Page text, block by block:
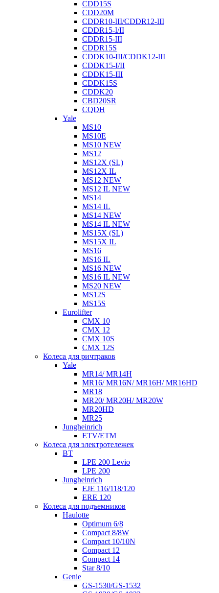
CDD15S
CDD20M
CDDR10-III/CDDR12-III
CDDR15-I/II
CDDR15-III
CDDR15S
CDDK10-III/CDDK12-III
CDDK15-I/II
CDDK15-III
CDDK15S
CDDK20
CBD20SR
CQDH
Yale
MS10
MS10E
MS10 NEW
MS12
MS12X (SL)
MS12X IL
MS12 NEW
MS12 IL NEW
MS14
MS14 IL
MS14 NEW
MS14 IL NEW
MS15X (SL)
MS15X IL
MS16
MS16 IL
MS16 NEW
MS16 IL NEW
MS20 NEW
MS12S
MS15S
Eurolifter
CMX 10
CMX 12
CMX 10S
CMX 12S
Колеса для ричтраков
Yale
MR14/ MR14H
MR16/ MR16N/ MR16H/ MR16HD
MR18
MR20/ MR20H/ MR20W
MR20HD
MR25
Jungheinrich
ETV/ETM
Колеса для электротележек
BT
LPE 200 Levio
LPE 200
Jungheinrich
EJE 116/118/120
ERE 120
Колеса для подъемников
Haulotte
Optimum 6/8
Compact 8/8W
Compact 10/10N
Compact 12
Compact 14
Star 8/10
Genie
GS-1530/GS-1532